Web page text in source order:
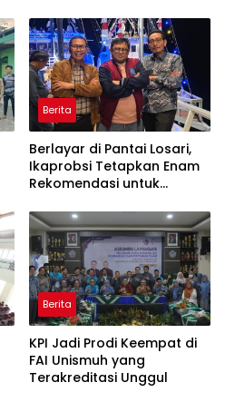
Berita
Berlayar di Pantai Losari,
Ikaprobsi Tetapkan Enam
Rekomendasi untuk
Berita
KPI Jadi Prodi Keempat di
FAI Unismuh yang
Terakreditasi Unggul